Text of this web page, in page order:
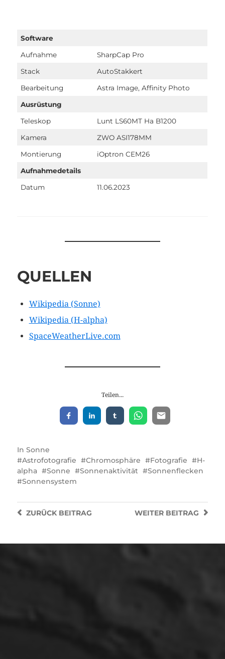
Software
Aufnahme SharpCap Pro
Stack AutoStakkert
Bearbeitung Astra Image, Affinity Photo
Ausrüstung
Teleskop Lunt LS60MT Ha B1200
Kamera ZWO ASI178MM
Montierung iOptron CEM26
Aufnahmedetails
Datum 11.06.2023
QUELLEN
Wikipedia (Sonne)
Wikipedia (H-alpha)
SpaceWeatherLive.com
Teilen...
In Sonne
Astrofotografie
Chromosphäre Fotografie
H-
alpha
Sonne Sonnenaktivität
Sonnenflecken
Sonnensystem
WEITER BEITRAG
ZURÜCKBEITRAG